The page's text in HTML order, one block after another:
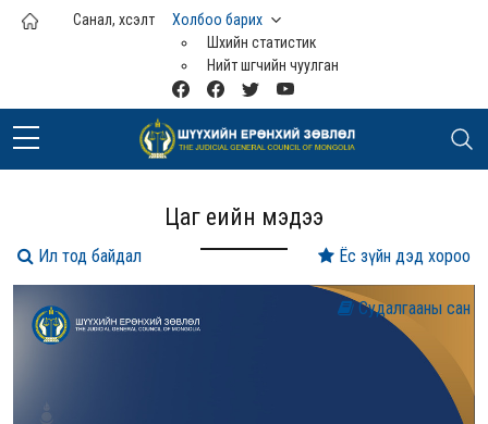
Үндсэн агуулга руу шилжих
Санал, хүсэлт
Холбоо барих
Шүүхийн статистик
Нийт шүүгчийн чуулган
Цаг үеийн мэдээ
Судалгааны сан
Ёс зүйн дэд хороо
Ил тод байдал